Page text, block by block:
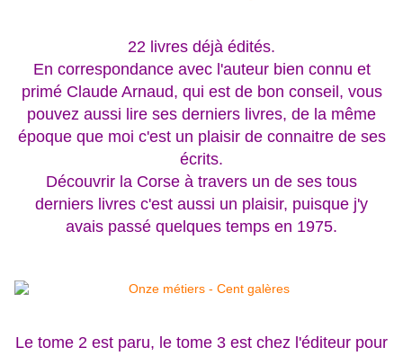
22 livres déjà édités.
En correspondance avec l'auteur bien connu et
primé Claude Arnaud, qui est de bon conseil, vous
pouvez aussi lire ses derniers livres, de la même
époque que moi c'est un plaisir de connaitre de ses
écrits.
Découvrir la Corse à travers un de ses tous
derniers livres c'est aussi un plaisir, puisque j'y
avais passé quelques temps en 1975.
Le tome 2 est paru, le tome 3 est chez l'éditeur pour